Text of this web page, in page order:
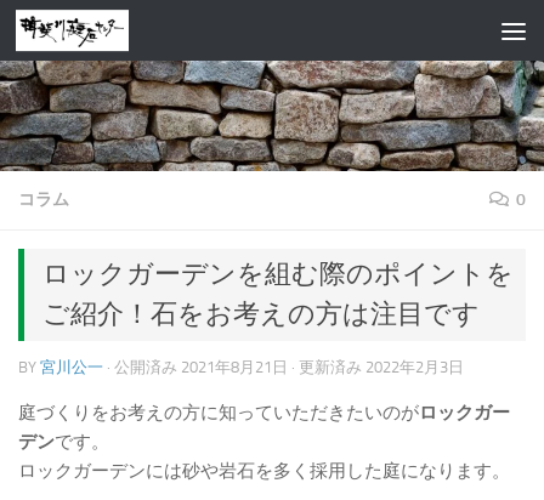
コンテンツへスキップ
コラム 0
ロックガーデンを組む際のポイントを
ご紹介！石をお考えの方は注目です
BY 宮川公一 · 公開済み 2021年8月21日 · 更新済み 2022年2月3日
庭づくりをお考えの方に知っていただきたいのがロックガー
デンです。
ロックガーデンには砂や岩石を多く採用した庭になります。